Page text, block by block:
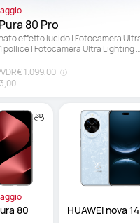
80 Pro
effetto lucido | Fotocamera
pollice | Fotocamera Ultra Lighting
€ 1.099,00
80